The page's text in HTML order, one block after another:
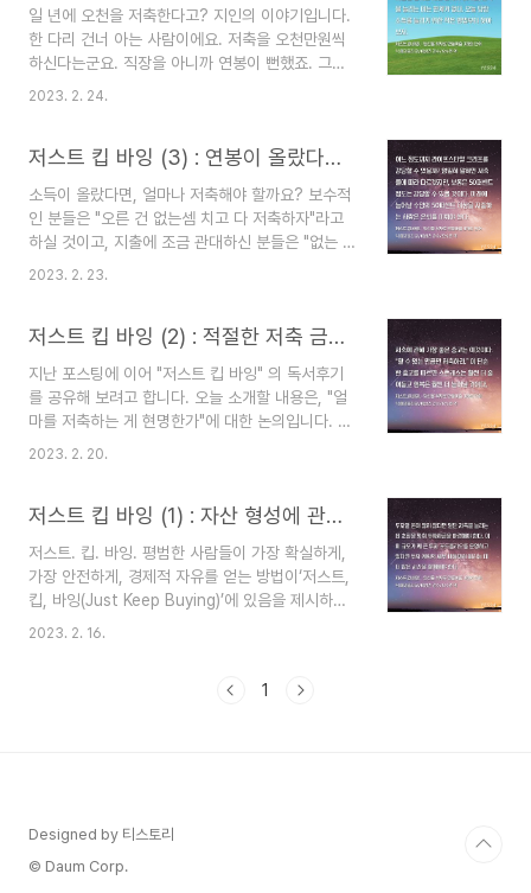
다. 대출을 이용한 수익성 향상 대출을 이용해서 더
큰 수익을 얻을 수 있다면, 대출을 받는 것이 유리하
겠죠. 우리는 그러한 이유로 학자금 대출을 받기도
하고, 사업자금 대출을 받기도 합니다. 주택담보대
높은 수준이 아니라면, 더 높은 수익을 위해서 대출
을 사용하는 게..
일 년에 오천을 저축한다고? 지인의 이야기입니다.
한 다리 건너 아는 사람이에요. 저축을 오천만원씩
하신다는군요. 직장을 아니까 연봉이 뻔했죠. 그런
데 일년에 오천이라. 소득의 반 이상이네요. 머리가
같습니다. 과연 충분할까? 미래를 잘 준비하고 있는
더 많이 저축하고 싶다는 생각도 한번쯤은 가져 보
았겠죠. 저도 그랬습니다. 허리띠를 더 졸라맬수 있
을까 저축을 늘릴 수 있을까요? 좀더 절약해 볼 수
있겠죠. 저도 한때는 그랬습니다. 허리띠를 졸라매
이었죠. 비현실적이었어요. 통제불가능한 요소가 많
았습니다. 가..
2023. 2. 24.
저스트 킵 바잉 (3) : 연봉이 올랐다면 얼마나 저축해야 할까
소득이 올랐다면, 얼마나 저축해야 할까요? 보수적
인 분들은 "오른 건 없는셈 치고 다 저축하자"라고
하실 것이고, 지출에 조금 관대하신 분들은 "없는 셈
치고 다 쓰자" 라고 하실지도 모르죠. ^^ 열심히 일
요, 그 기준을 정하는 방법이 있다면 참 좋겠죠? ^^
이프스타일의 업그레이드를 일컬어 "라이프스타일
크리프"라고 합니다. 오늘 소개할 "저스트 킵 바잉"
의 내용에서는, 소득이 늘었을 때 어느 정도의 라이
프스타일 크리프가 허용되는지에 대해 가이드라인
의 자금이 필요한지에 대한 계획이 나름대로 있을
것입니다. ..
2023. 2. 23.
저스트 킵 바잉 (2) : 적절한 저축 금액은 얼마일까?
지난 포스팅에 이어 "저스트 킵 바잉" 의 독서후기
를 공유해 보려고 합니다. 오늘 소개할 내용은, "얼
마를 저축하는 게 현명한가"에 대한 논의입니다. 아
마 많은 사람들의 공통된 고민이 아닐까 싶네요. 지
거 아닌가, 과소비하고 있는 건 아닌가 하는 죄책감
든요. 이걸 사도 되나, 저축해야 하나, 늘 고민하고
또 고민하는 인생... ㅜㅜ 그런 제 마음과 저자의 의
도가 닿았는지, 저자는 저축액수에 관한 현실적인
조언을 합니다. 한 마디로 다음과 같아요. 할 수 있
도 있고, 돈에 대해서 너무 루즈한 태도가 아닌가 싶
2023. 2. 20.
저스트 킵 바잉 (1) : 자산 형성에 관한 새로운 관점
저스트. 킵. 바잉. 평범한 사람들이 가장 확실하게,
가장 안전하게, 경제적 자유를 얻는 방법이‘저스트,
킵, 바잉(Just Keep Buying)’에 있음을 제시하는
책. 지속해서 투자를 해야 하는 이유와 그 실천적 방
와 《돈의 심리학》 모건 하우절은 물론 박세익, 오건
돈을 한꺼번에 투자해야 하는가, 매달 나눠서 투자
해야 하는가?”“은퇴를 앞둔 상태에서는 어..
2023. 2. 16.
1
Designed by 티스토리
© Daum Corp.